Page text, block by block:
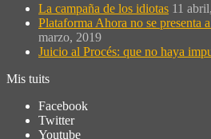
La campaña de los idiotas 11
Plataforma Ahora no se presenta
marzo, 2019
Juicio al Procés: que no haya
Mis tuits
Facebook
Twitter
Youtube